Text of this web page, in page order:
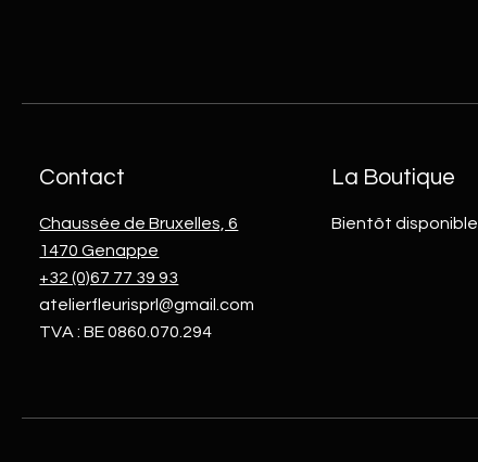
Contact
Chaussée de Bruxelles, 6
1470 Genappe
+32 (0)67 77 39 93
atelierfleurisprl@gmail.com
TVA : BE 0860.070.294
La Boutique
Bientôt disponible